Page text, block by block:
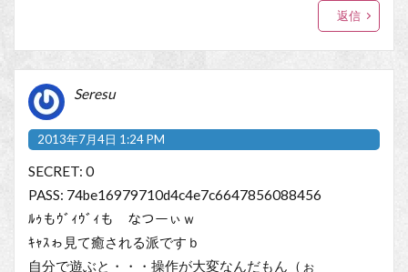
返信
Seresu
2013年7月4日 1:24 PM
SECRET: 0
PASS: 74be16979710d4c4e7c6647856088456
ﾙｩもｳﾞｨｳﾞｨも なつーぃｗ
ｷｬｽゎ見て癒される派ですｂ
自分で遊ぶと・・・操作が大変なんだもん（ぉ